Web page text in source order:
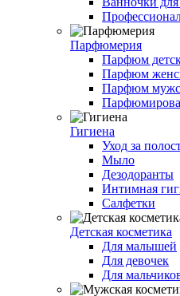
Парфюмерия
Парфюм
Парфюм
Парфюм
Гигиена
Уход за
Мыло
Дезодоранты
Интимная
Салфетки
Детская косметика
Для малышей
Для девочек
Для